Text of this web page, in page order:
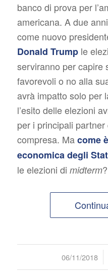
banco di prova per
americana. A due
come nuovo
Donald Trumple
serviranno per capire
favorevoli o no alla
avrà impatto solo per
l’esito delle elezioni
per i principali
compresa. Macome
economica degli
le elezioni di midterm?
06/11/2018
/